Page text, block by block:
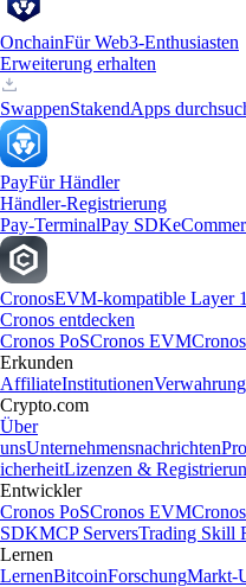
OnchainFür Web3-Enthusiasten
Erweiterung erhalten
SwappenStakendApps
PayFür Händler
Händler-Registrierung
Pay-TerminalPay SDK
CronosEVM-kompatible Layer 1
Cronos entdecken
Cronos PoSCronos EVM
Erkunden
AffiliateInstitutionenVerwahrung
Crypto.com
Über
unsUnternehmensnachrichten
icherheitLizenzen &
Entwickler
Cronos PoSCronos EVM
SDKMCP ServersTrading Skill
Lernen
LernenBitcoinForschungMarkt-